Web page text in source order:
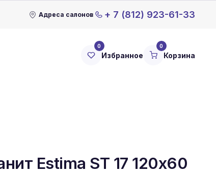
Адреса салонов + 7 (812) 923-61-33
0
Избранное
0
Корзина
Estima ST 17 120x60